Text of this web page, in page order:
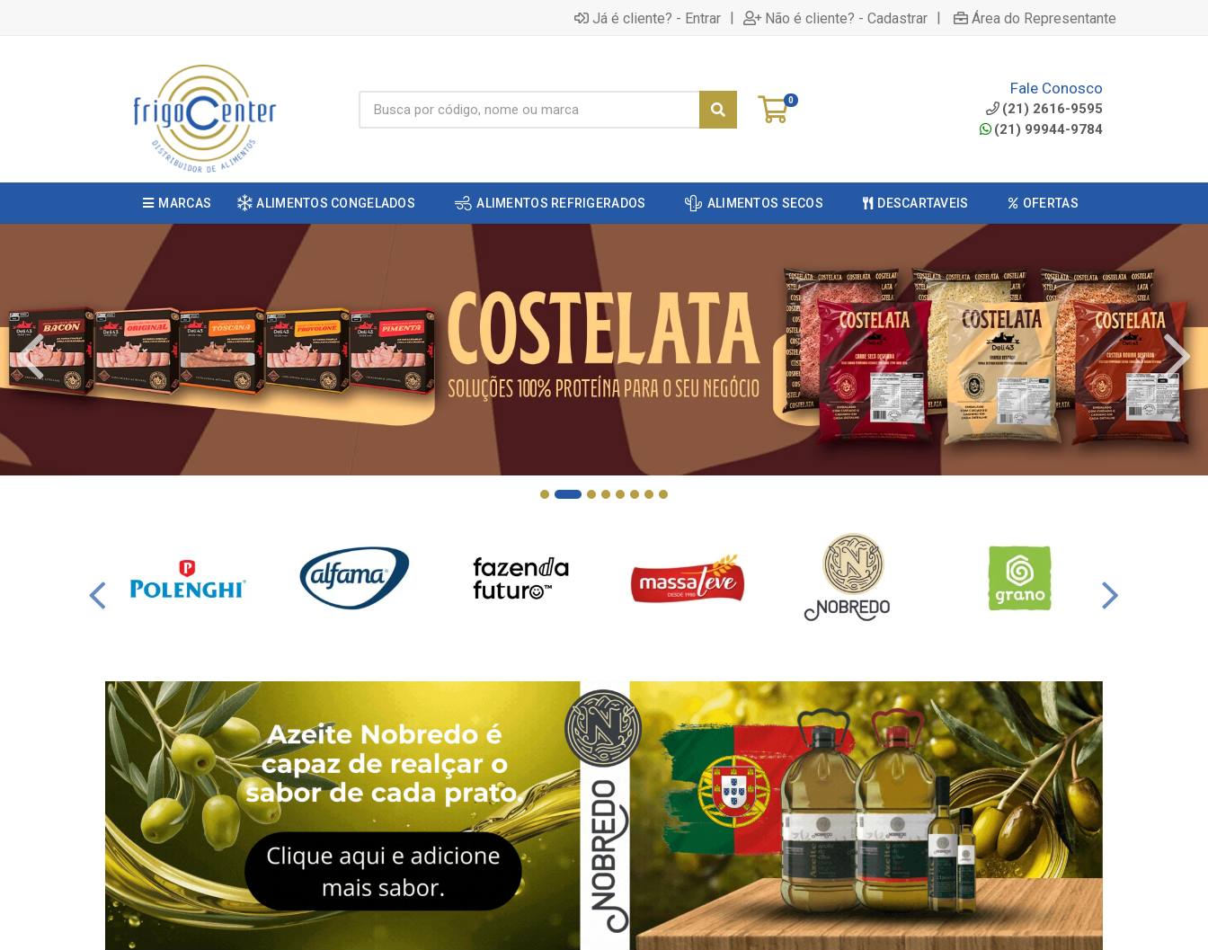
Já é cliente? - Entrar | Não é cliente? - Cadastrar | Área do Representante
0
Fale Conosco
(21) 2616-9595
(21) 99944-9784
MARCAS ALIMENTOS CONGELADOS ALIMENTOS REFRIGERADOS ALIMENTOS SECOS DESCARTAVEIS OFERTAS